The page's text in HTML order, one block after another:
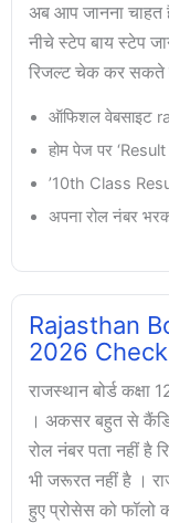
अब आप जानना
नीचे स्टेप बाय स्टेप
रिजल्ट चेक कर सकते
ऑफिशल वेबसाइट
होम पेज पर
’10th Class
अपना रोल नंबर
Rajasthan
2026
राजस्थान बोर्ड
। अकसर बहुत से
रोल नंबर पता नहीं है
भी जरूरत नहीं है ।
हुए प्रोसेस को फॉलो